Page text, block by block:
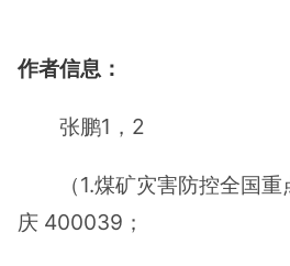
作者信息：
张鹏1，2
（1.煤矿灾害防控全国
庆 400039；